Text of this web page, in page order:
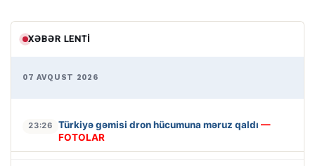
XƏBƏR LENTI
07 AVQUST 2026
23:26 Türkiyə gəmisi dron hücumuna məruz qaldı —
FOTOLAR